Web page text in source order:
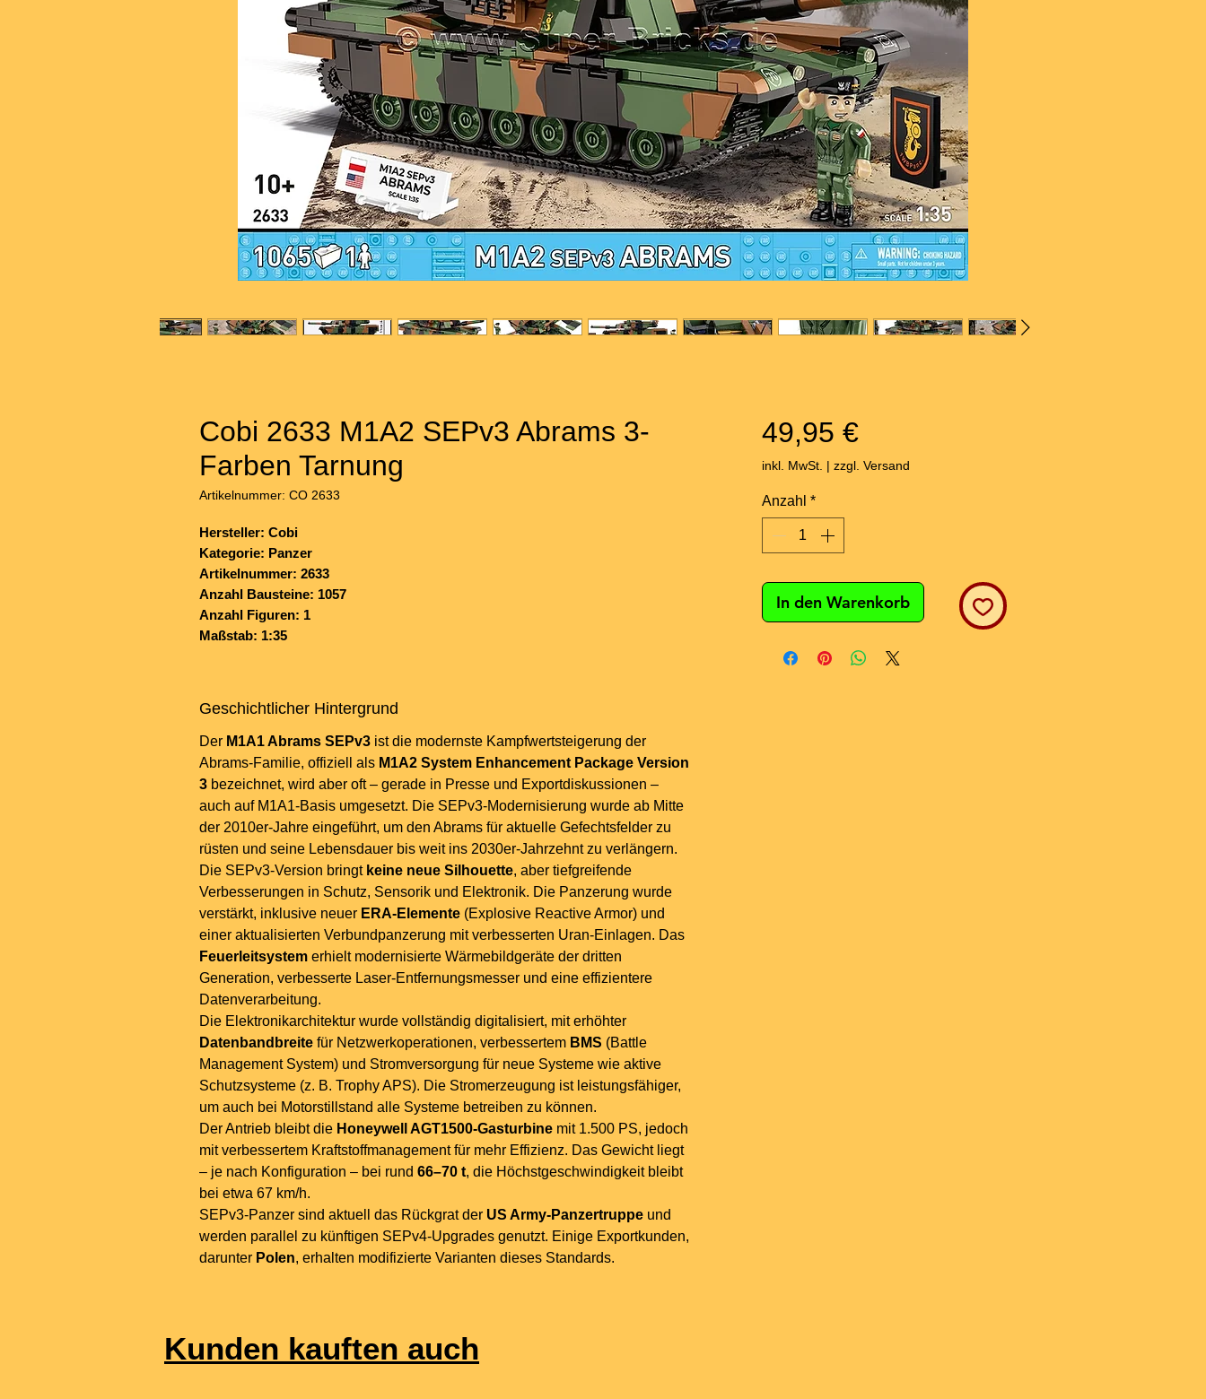
Cobi 2633 M1A2 SEPv3 Abrams 3-
Farben Tarnung
Artikelnummer: CO 2633
Hersteller: Cobi
Kategorie: Panzer
Artikelnummer: 2633
Anzahl Bausteine: 1057
Anzahl Figuren: 1
Maßstab: 1:35
Geschichtlicher Hintergrund
Der M1A1 Abrams SEPv3 ist die modernste Kampfwertsteigerung der
Abrams-Familie, offiziell als M1A2 System Enhancement Package Version
3 bezeichnet, wird aber oft – gerade in Presse und Exportdiskussionen –
auch auf M1A1-Basis umgesetzt. Die SEPv3-Modernisierung wurde ab Mitte
der 2010er-Jahre eingeführt, um den Abrams für aktuelle Gefechtsfelder zu
rüsten und seine Lebensdauer bis weit ins 2030er-Jahrzehnt zu verlängern.
Die SEPv3-Version bringt keine neue Silhouette, aber tiefgreifende
Verbesserungen in Schutz, Sensorik und Elektronik. Die Panzerung wurde
verstärkt, inklusive neuer ERA-Elemente (Explosive Reactive Armor) und
einer aktualisierten Verbundpanzerung mit verbesserten Uran-Einlagen. Das
Feuerleitsystem erhielt modernisierte Wärmebildgeräte der dritten
Generation, verbesserte Laser-Entfernungsmesser und eine effizientere
Datenverarbeitung.
Die Elektronikarchitektur wurde vollständig digitalisiert, mit erhöhter
Datenbandbreite für Netzwerkoperationen, verbessertem BMS (Battle
Management System) und Stromversorgung für neue Systeme wie aktive
Schutzsysteme (z. B. Trophy APS). Die Stromerzeugung ist leistungsfähiger,
um auch bei Motorstillstand alle Systeme betreiben zu können.
Der Antrieb bleibt die Honeywell AGT1500-Gasturbine mit 1.500 PS, jedoch
mit verbessertem Kraftstoffmanagement für mehr Effizienz. Das Gewicht liegt
– je nach Konfiguration – bei rund 66–70 t, die Höchstgeschwindigkeit bleibt
bei etwa 67 km/h.
SEPv3-Panzer sind aktuell das Rückgrat der US Army-Panzertruppe und
werden parallel zu künftigen SEPv4-Upgrades genutzt. Einige Exportkunden,
darunter Polen, erhalten modifizierte Varianten dieses Standards.
49,95 €Preis
inkl. MwSt. | zzgl. Versand
Anzahl *
In den Warenkorb
Kunden kauften auch